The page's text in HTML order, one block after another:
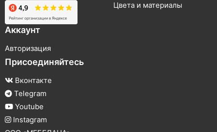
Цвета и материалы
Аккаунт
Авторизация
Присоединяйтесь
Вконтакте
Telegram
Youtube
Instagram